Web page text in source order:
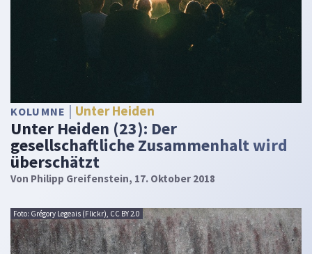
KOLUMNE Unter Heiden
Unter Heiden (23): Der
gesellschaftliche Zusammenhalt wird
überschätzt
Von Philipp Greifenstein, 17. Oktober 2018
Foto: Grégory Legeais (Flickr), CC BY 2.0